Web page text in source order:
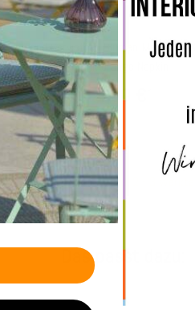
ppd Servietten Blumen-Motiv
pink orange Napkin
4,50 €
Lieferzeit: ca. 2 - 3
Das passt dazu: